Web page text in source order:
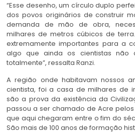
“Esse desenho, um círculo duplo
dos povos originários de construir
demanda de mão de obra,
milhares de metros cúbicos de
extremamente importantes para a
algo que ainda os cientistas não
totalmente”, ressalta Ranzi.
A região onde habitavam nossos
cientista, foi a casa de milhares de
são a prova da existência da
passou a ser chamado de Acre
que aqui chegaram entre o fim do
São mais de 100 anos de formação